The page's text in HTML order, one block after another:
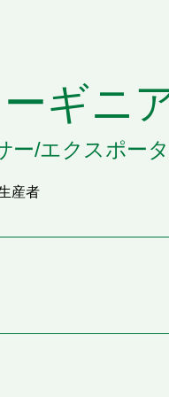
ギニ
ー/エクスポー
産者